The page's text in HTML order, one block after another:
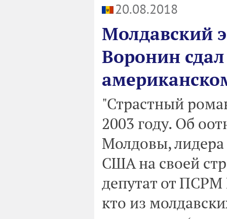
20.08.2018
Молдавский
Воронин
"Страстный
2003 году. Об
Молдовы,
США на своей
депутат от ПСРМ
кто из